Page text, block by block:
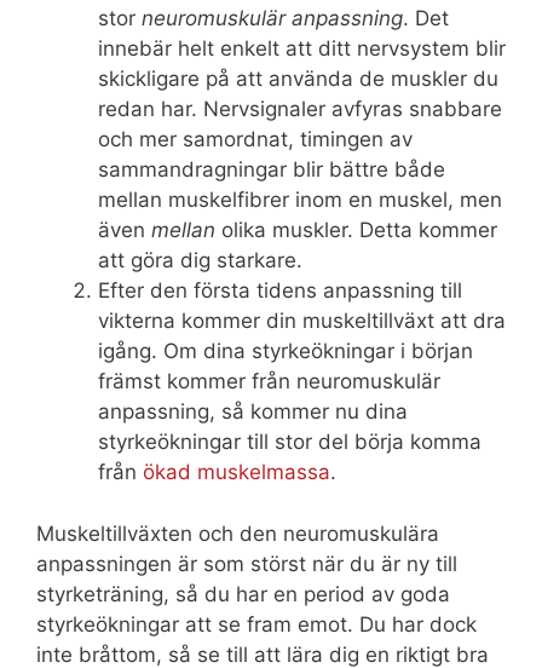
stor neuromuskulär anpassning. Det
innebär helt enkelt att ditt nervsystem blir
skickligare på att använda de muskler du
redan har. Nervsignaler avfyras snabbare
och mer samordnat, timingen av
sammandragningar blir bättre både
mellan muskelfibrer inom en muskel, men
även mellan olika muskler. Detta kommer
att göra dig starkare.
Efter den första tidens anpassning till
vikterna kommer din muskeltillväxt att dra
igång. Om dina styrkeökningar i början
främst kommer från neuromuskulär
anpassning, så kommer nu dina
styrkeökningar till stor del börja komma
från ökad muskelmassa.
Muskeltillväxten och den neuromuskulära
anpassningen är som störst när du är ny till
styrketräning, så du har en period av goda
styrkeökningar att se fram emot. Du har dock
inte bråttom, så se till att lära dig en riktigt bra